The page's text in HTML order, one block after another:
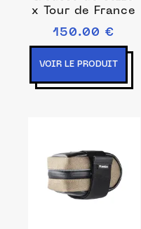
x Tour de France
150.00 €
VOIR LE PRODUIT